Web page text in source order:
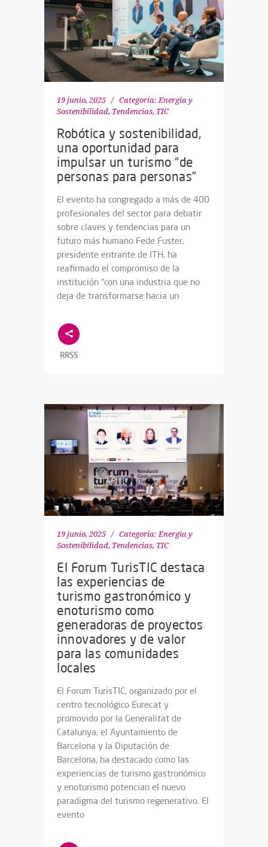
19 junio, 2025 Categoría: Energía y
Sostenibilidad, Tendencias, TIC
Robótica y sostenibilidad,
una oportunidad para
impulsar un turismo “de
personas para personas”
El evento ha congregado a más de 400
profesionales del sector para debatir
sobre claves y tendencias para un
futuro más humano Fede Fuster,
presidente entrante de ITH, ha
reafirmado el compromiso de la
institución “con una industria que no
deja de transformarse hacia un
RRSS
19 junio, 2025 Categoría: Energía y
Sostenibilidad, Tendencias, TIC
El Forum TurisTIC destaca
las experiencias de
turismo gastronómico y
enoturismo como
generadoras de proyectos
innovadores y de valor
para las comunidades
locales
El Forum TurisTIC, organizado por el
centro tecnológico Eurecat y
promovido por la Generalitat de
Catalunya, el Ayuntamiento de
Barcelona y la Diputación de
Barcelona, ha destacado como las
experiencias de turismo gastronómico
y enoturismo potencian el nuevo
paradigma del turismo regenerativo. El
evento